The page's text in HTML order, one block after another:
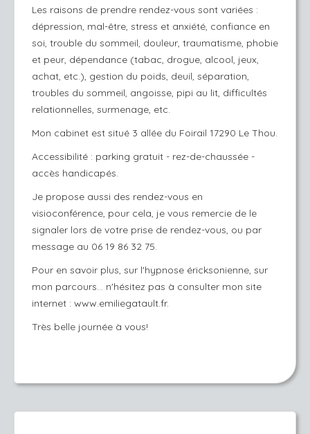
Les raisons de prendre rendez-vous sont variées :
dépression, mal-être, stress et anxiété, confiance en
soi, trouble du sommeil, douleur, traumatisme, phobie
et peur, dépendance (tabac, drogue, alcool, jeux,
achat, etc.), gestion du poids, deuil, séparation,
troubles du sommeil, angoisse, pipi au lit, difficultés
relationnelles, surmenage, etc.
Mon cabinet est situé 3 allée du Foirail 17290 Le Thou.
Accessibilité : parking gratuit - rez-de-chaussée -
accès handicapés.
Je propose aussi des rendez-vous en
visioconférence, pour cela, je vous remercie de le
signaler lors de votre prise de rendez-vous, ou par
message au 06 19 86 32 75.
Pour en savoir plus, sur l'hypnose éricksonienne, sur
mon parcours... n'hésitez pas à consulter mon site
internet : www.emiliegatault.fr.
Très belle journée à vous!